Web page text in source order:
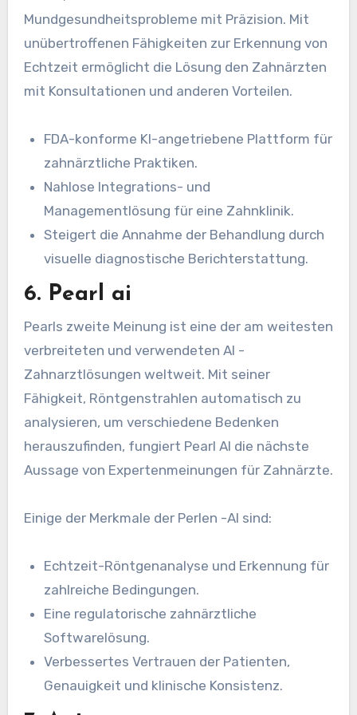
Mundgesundheitsprobleme mit Präzision. Mit
unübertroffenen Fähigkeiten zur Erkennung von
Echtzeit ermöglicht die Lösung den Zahnärzten
mit Konsultationen und anderen Vorteilen.
FDA-konforme KI-angetriebene Plattform für
zahnärztliche Praktiken.
Nahlose Integrations- und
Managementlösung für eine Zahnklinik.
Steigert die Annahme der Behandlung durch
visuelle diagnostische Berichterstattung.
6. Pearl ai
Pearls zweite Meinung ist eine der am weitesten
verbreiteten und verwendeten AI -
Zahnarztlösungen weltweit. Mit seiner
Fähigkeit, Röntgenstrahlen automatisch zu
analysieren, um verschiedene Bedenken
herauszufinden, fungiert Pearl AI die nächste
Aussage von Expertenmeinungen für Zahnärzte.
Einige der Merkmale der Perlen -AI sind:
Echtzeit-Röntgenanalyse und Erkennung für
zahlreiche Bedingungen.
Eine regulatorische zahnärztliche
Softwarelösung.
Verbessertes Vertrauen der Patienten,
Genauigkeit und klinische Konsistenz.